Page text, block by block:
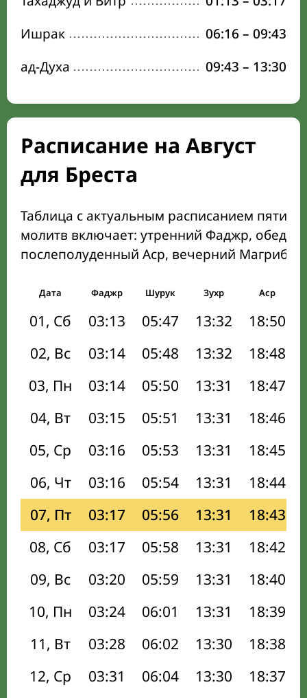
Ишрак
06:16 – 09:43
ад-Духа
09:43 – 13:30
Расписание на Август
для Бреста
Таблица с актуальным расписанием пяти
молитв включает: утренний Фаджр,
послеполуденный Аср, вечерний Магриб
Дата Фаджр Шурук Зухр Аср
01, Сб 03:13 05:47 13:32 18:50
02, Вс
03:14 05:48 13:32 18:48
03, Пн
03:14 05:50 13:31 18:47
04, Вт
03:15 05:51 13:31 18:46
05, Ср
03:16 05:53 13:31 18:45
06, Чт
03:16 05:54 13:31 18:44
07, Пт
03:17 05:56 13:31 18:43
08, Сб
03:17 05:58 13:31 18:42
09, Вс
03:20 05:59 13:31 18:40
10, Пн
03:24 06:01 13:31 18:39
11, Вт
03:28 06:02 13:30 18:38
12, Ср
03:31 06:04 13:30 18:37